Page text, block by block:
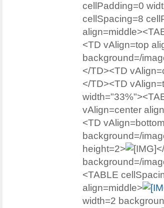
cellPadding=0
cellSpacing=8
<TD vAlign=top
background=/
</TD><TD
</TD><TD
vAlign=center
<TD
background=/
height=2>
background=/
<TABLE
align=middle>
width=2